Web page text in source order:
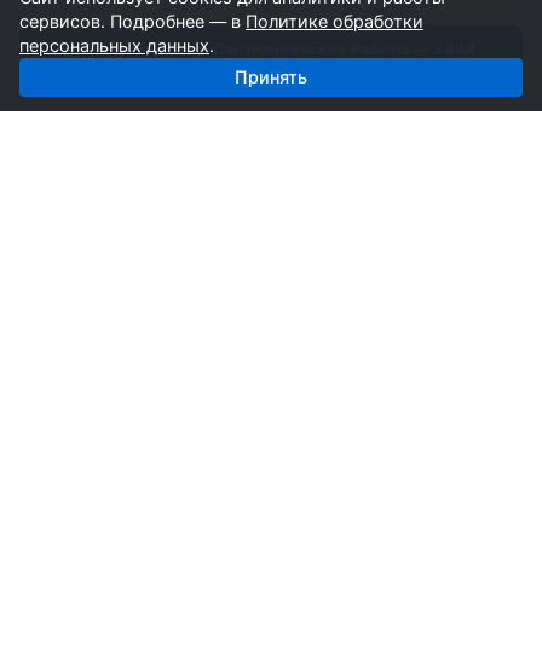
Получить базу: Сантехнические Работы — 3 844
строителей
сервисов. Подробнее — в Политике обработки
персональных данных.
Принять